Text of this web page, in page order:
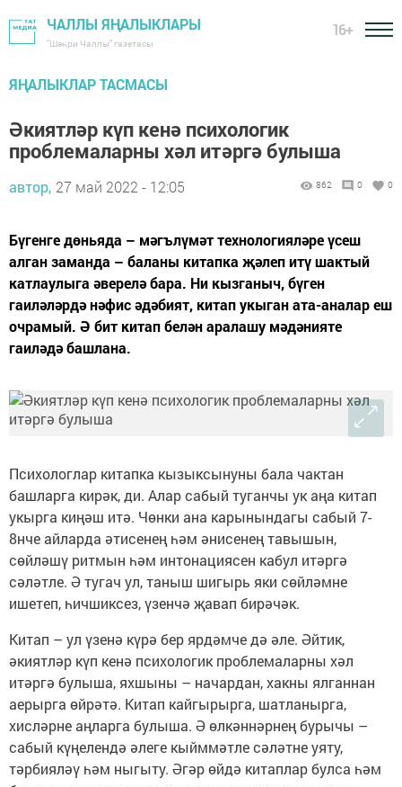
ЧАЛЛЫ ЯҢАЛЫКЛАРЫ
"Шәһри Чаллы" газетасы
16+
ЯҢАЛЫКЛАР ТАСМАСЫ
Әкиятләр күп кенә психологик
проблемаларны хәл итәргә булыша
автор, 27 май 2022 - 12:05 862 0 0
Бүгенге дөньяда – мәгълүмәт технологияләре үсеш
алган заманда – баланы китапка җәлеп итү шактый
катлаулыга әверелә бара. Ни кызганыч, бүген
гаиләләрдә нәфис әдәбият, китап укыган ата-аналар еш
очрамый. Ә бит китап белән аралашу мәдәнияте
гаиләдә башлана.
Психологлар китапка кызыксынуны бала чактан
башларга кирәк, ди. Алар сабый туганчы ук аңа китап
укырга киңәш итә. Чөнки ана карынындагы сабый 7-
8нче айларда әтисенең һәм әнисенең тавышын,
сөйләшү ритмын һәм интонациясен кабул итәргә
сәләтле. Ә тугач ул, таныш шигырь яки сөйләмне
ишетеп, һичшиксез, үзенчә җавап бирәчәк.
Китап – ул үзенә күрә бер ярдәмче дә әле. Әйтик,
әкиятләр күп кенә психологик проблемаларны хәл
итәргә булыша, яхшыны – начардан, хакны ялганнан
аерырга өйрәтә. Китап кайгырырга, шатланырга,
хисләрне аңларга булыша. Ә өлкәннәрнең бурычы –
сабый күңелендә әлеге кыйммәтле сәләтне уяту,
тәрбияләү һәм ныгыту. Әгәр өйдә китаплар булса һәм